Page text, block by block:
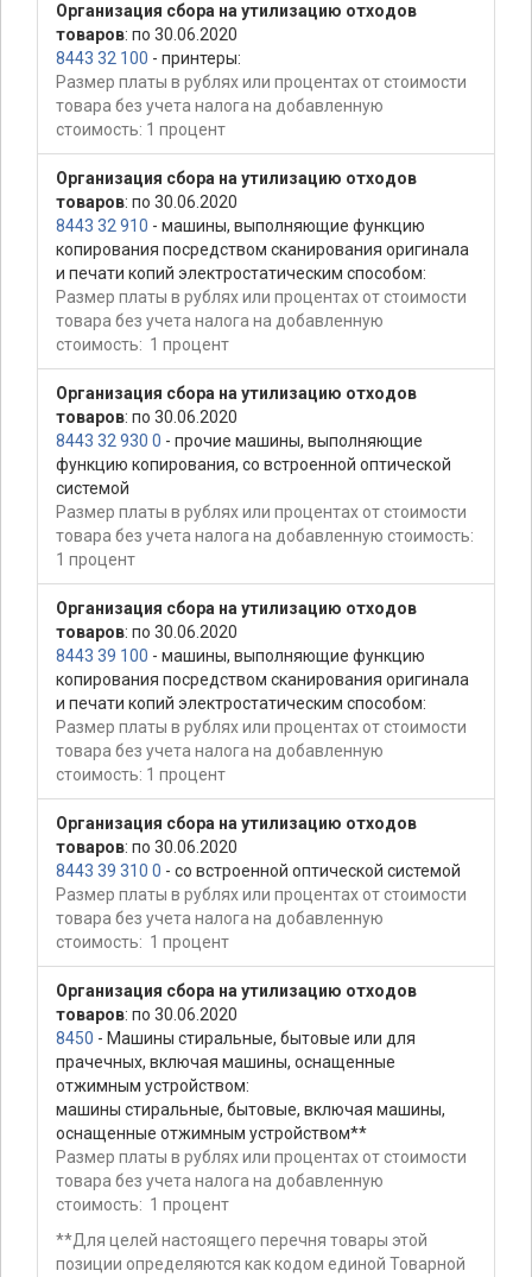
Организация сбора на утилизацию отходов
товаров: по 30.06.2020
8443 32 100 - принтеры:
Размер платы в рублях или процентах от стоимости
товара без учета налога на добавленную
стоимость: 1 процент
Организация сбора на утилизацию отходов
товаров: по 30.06.2020
8443 32 910 - машины, выполняющие функцию
копирования посредством сканирования оригинала
и печати копий электростатическим способом:
Размер платы в рублях или процентах от стоимости
товара без учета налога на добавленную
стоимость: 1 процент
Организация сбора на утилизацию отходов
товаров: по 30.06.2020
8443 32 930 0 - прочие машины, выполняющие
функцию копирования, со встроенной оптической
системой
Размер платы в рублях или процентах от стоимости
товара без учета налога на добавленную стоимость:
1 процент
Организация сбора на утилизацию отходов
товаров: по 30.06.2020
8443 39 100 - машины, выполняющие функцию
копирования посредством сканирования оригинала
и печати копий электростатическим способом:
Размер платы в рублях или процентах от стоимости
товара без учета налога на добавленную
стоимость: 1 процент
Организация сбора на утилизацию отходов
товаров: по 30.06.2020
8443 39 310 0 - со встроенной оптической системой
Размер платы в рублях или процентах от стоимости
товара без учета налога на добавленную
стоимость: 1 процент
Организация сбора на утилизацию отходов
товаров: по 30.06.2020
8450 - Машины стиральные, бытовые или для
прачечных, включая машины, оснащенные
отжимным устройством:
машины стиральные, бытовые, включая машины,
оснащенные отжимным устройством**
Размер платы в рублях или процентах от стоимости
товара без учета налога на добавленную
стоимость: 1 процент
**Для целей настоящего перечня товары этой
позиции определяются как кодом единой Товарной